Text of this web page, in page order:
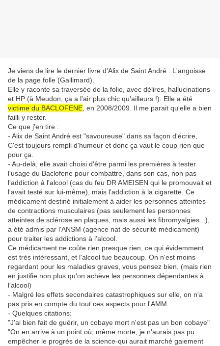
Je viens de lire le dernier livre d'Alix de Saint André : L'angoisse
de la page folle (Gallimard).
Elle y raconte sa traversée de la folie, avec délires, hallucinations
et HP (à Meudon, ça a l'air plus chic qu’ailleurs !). Elle a été
victime du BACLOFENE , en 2008/2009. Il me parait qu'elle a bien
failli y rester.
Ce que j'en tire :
- Alix de Saint André est "savoureuse" dans sa façon d'écrire,
C'est toujours rempli d'humour et donc ça vaut le coup rien que
pour ça.
- Au-delà, elle avait choisi d'être parmi les premières à tester
l'usage du Baclofene pour combattre, dans son cas, non pas
l'addiction à l'alcool (cas du feu DR AMEISEN qui le promouvait et
l'avait testé sur lui-même), mais l'addiction à la cigarette. Ce
médicament destiné initialement à aider les personnes atteintes
de contractions musculaires (pas seulement les personnes
atteintes de sclérose en plaques, mais aussi les fibromyalgies...),
a été admis par l'ANSM (agence nat de sécurité médicament)
pour traiter les addictions à l’alcool.
Ce médicament ne coûte rien presque rien, ce qui évidemment
est très intéressant, et l'alcool tue beaucoup. On n'est moins
regardant pour les maladies graves, vous pensez bien. (mais rien
en justifie non plus qu'on achève les personnes dépendantes à
l'alcool)
- Malgré les effets secondaires catastrophiques sur elle, on n'a
pas pris en compte du tout ces aspects pour l'AMM.
- Quelques citations:
"J'ai bien fait de guérir, un cobaye mort n'est pas un bon cobaye"
"On en arrive à un point où, même morte, je n'aurais pas pu
empêcher le progrès de la science-qui aurait marché gaiement